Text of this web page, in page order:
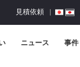
見積依頼 |
ニュース 事件